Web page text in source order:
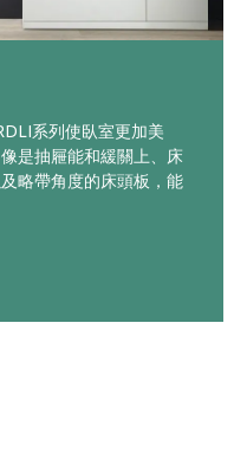
系列使臥室更加美
是抽屜能和緩關上、床
略帶角度的床頭板，能